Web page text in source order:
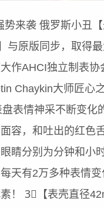
势来袭 俄罗斯小丑
与原版同步，取得
作AHCI独立制表协
Chaykin大师匠心之
表情神采不断变化
容，和吐出的红色
睛分别为分钟和小
天有2万多种表情
！ 3⃣️【表壳直径